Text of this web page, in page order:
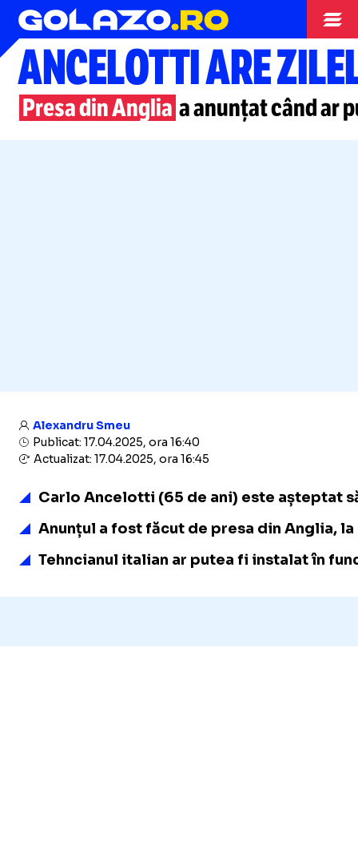
Campionate
ANCELOTTI ARE
Presa din Anglia a anunțat când ar
Alexandru Smeu
Publicat: 17.04.2025, ora 16:40
Actualizat: 17.04.2025, ora 16:45
Carlo Ancelotti (65 de ani) este așteptat
Anunțul a fost făcut de presa din Anglia,
Tehncianul italian ar putea fi instalat în